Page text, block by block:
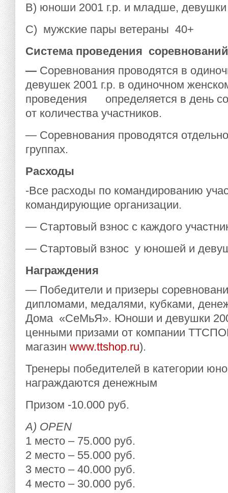
В) юноши 2001 г.р. и младше,
С) мужские пары ветераны 40+
Система проведения
— Соревнования проводятся в
девушек 2001 г.р. в одиночном
проведения определяется в день
от количества участников.
— Соревнования проводятся
группах.
Расходы
-Все расходы по командированию
командирующие организации.
— Стартовый взнос с каждого
— Стартовый взнос у юношей и
Награждения
— Победители и призеры
дипломами, медалями, кубками,
Дома «СеМьЯ». Юноши и девушки
ценными призами от компании
магазин www.ttshop.ru).
Тренеры победителей в категории
награждаются денежным
Призом -10.000 руб.
А) OPEN
1 место – 75.000 руб.
2 место – 55.000 руб.
3 место – 40.000 руб.
4 место – 30.000 руб.